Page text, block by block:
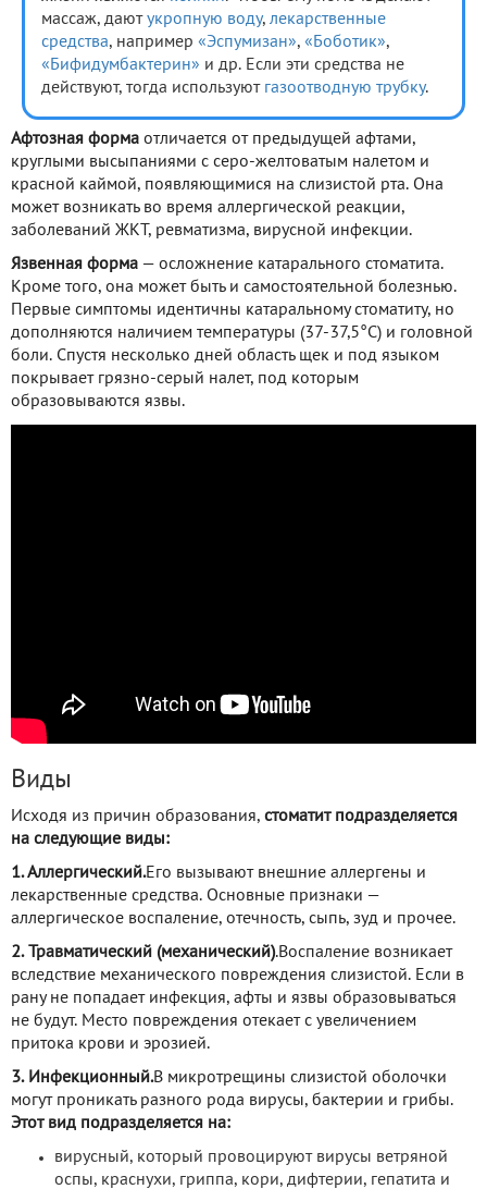
массаж, дают укропную воду, лекарственные
средства, например «Эспумизан», «Боботик»,
«Бифидумбактерин» и др. Если эти средства не
действуют, тогда используют газоотводную трубку.
Афтозная форма отличается от предыдущей афтами,
круглыми высыпаниями с серо-желтоватым налетом и
красной каймой, появляющимися на слизистой рта. Она
может возникать во время аллергической реакции,
заболеваний ЖКТ, ревматизма, вирусной инфекции.
Язвенная форма — осложнение катарального стоматита.
Кроме того, она может быть и самостоятельной болезнью.
Первые симптомы идентичны катаральному стоматиту, но
дополняются наличием температуры (37-37,5°С) и головной
боли. Спустя несколько дней область щек и под языком
покрывает грязно-серый налет, под которым
образовываются язвы.
Виды
Исходя из причин образования, стоматит подразделяется
на следующие виды:
1. Аллергический.Его вызывают внешние аллергены и
лекарственные средства. Основные признаки —
аллергическое воспаление, отечность, сыпь, зуд и прочее.
2. Травматический (механический).Воспаление возникает
вследствие механического повреждения слизистой. Если в
рану не попадает инфекция, афты и язвы образовываться
не будут. Место повреждения отекает с увеличением
притока крови и эрозией.
3. Инфекционный.В микротрещины слизистой оболочки
могут проникать разного рода вирусы, бактерии и грибы.
Этот вид подразделяется на:
вирусный, который провоцируют вирусы ветряной
оспы, краснухи, гриппа, кори, дифтерии, гепатита и